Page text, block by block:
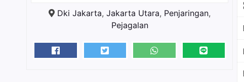
Dki Jakarta, Jakarta Utara, Penjaringan,
Pejagalan